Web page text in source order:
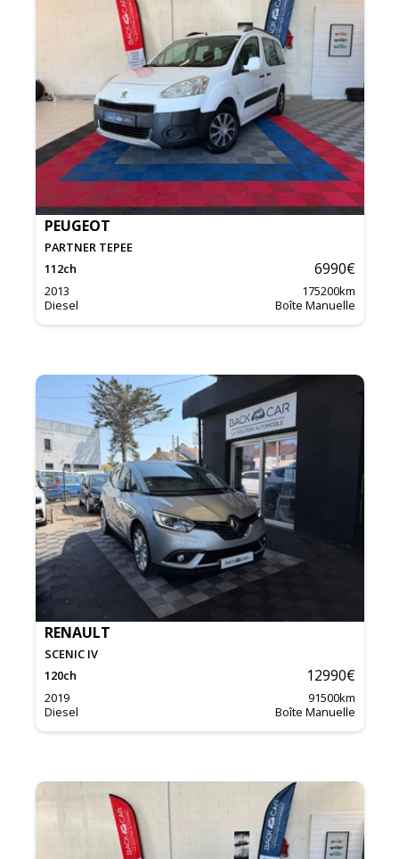
PEUGEOT
PARTNER TEPEE
112ch 6990€
2013 175200km
Diesel
Boîte Manuelle
RENAULT
SCENIC IV
120ch 12990€
2019 91500km
Diesel
Boîte Manuelle